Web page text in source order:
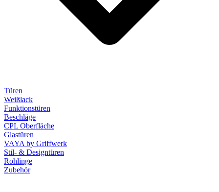
Türen
Weißlack
Funktionstüren
Beschläge
CPL Oberfläche
Glastüren
VAYA by Griffwerk
Stil- & Designtüren
Rohlinge
Zubehör